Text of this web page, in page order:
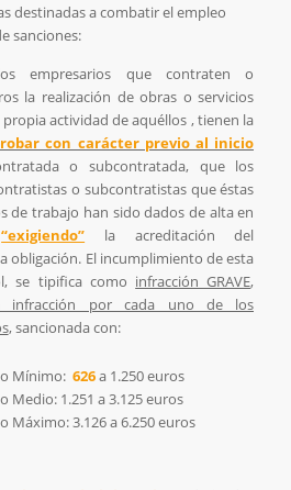
destinadas a combatir el empleo
sanciones:
empresarios que contraten o
la realización de obras o servicios
actividad de aquéllos , tienen la
con carácter previo al inicio
o subcontratada, que los
o subcontratistas que éstas
de trabajo han sido dados de alta en
“exigiendo” la acreditación del
obligación. El incumplimiento de esta
se tipifica como infracción GRAVE,
infracción por cada uno de los
, sancionada con:
Mínimo: 626a 1.250 euros
Medio: 1.251 a 3.125 euros
Máximo: 3.126 a 6.250 euros